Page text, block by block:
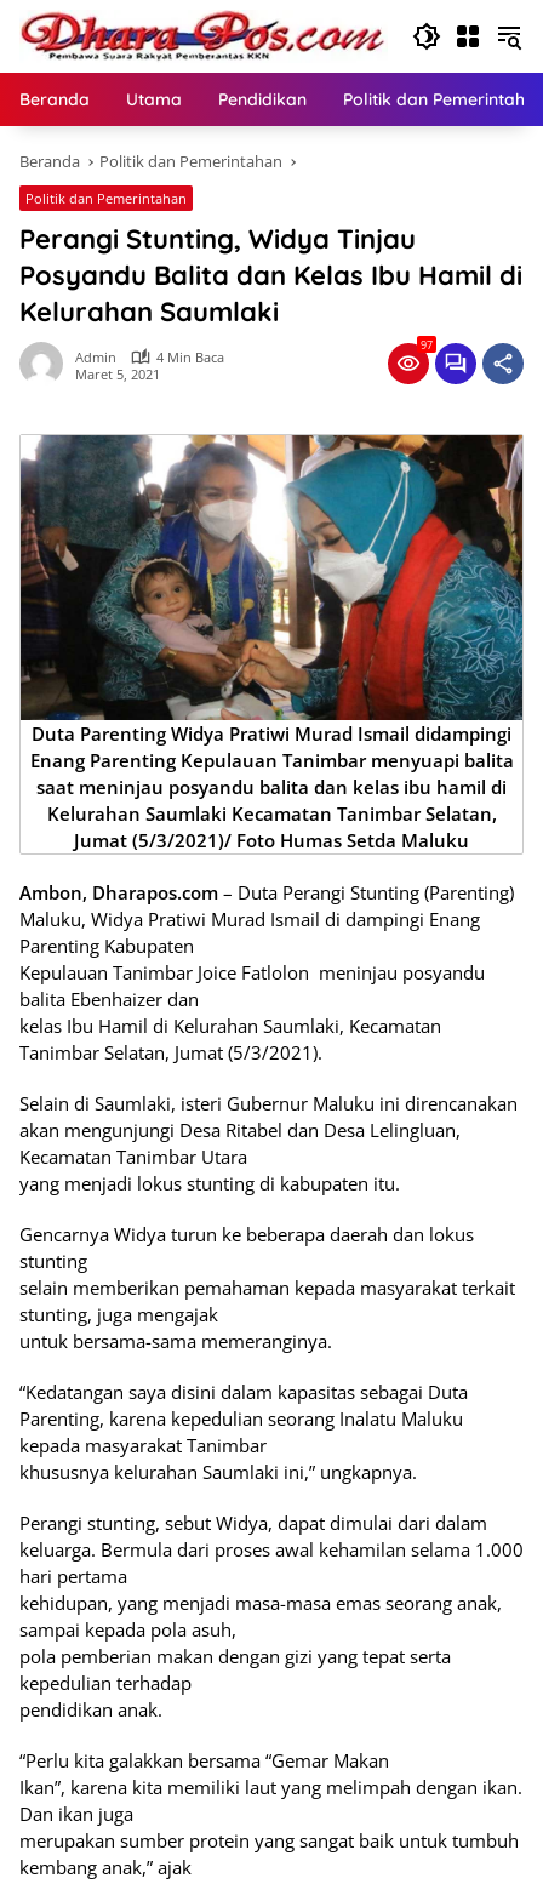
Langsung
konten
Beranda Utama Pendidikan Politik dan
Beranda Politik dan Pemerintahan
Politik dan Pemerintahan
Perangi Stunting, Widya Tinjau
Posyandu Balita dan Kelas Ibu Hamil di
Kelurahan Saumlaki
Admin
4 Min Baca
Maret 5, 2021
97
Duta Parenting Widya Pratiwi Murad Ismail didampingi
Enang Parenting Kepulauan Tanimbar menyuapi balita
saat meninjau posyandu balita dan kelas ibu hamil di
Kelurahan Saumlaki Kecamatan Tanimbar Selatan,
Jumat (5/3/2021)/ Foto Humas Setda Maluku
Ambon, Dharapos.com – Duta Perangi Stunting (Parenting)
Maluku, Widya Pratiwi Murad Ismail di dampingi Enang
Parenting Kabupaten
Kepulauan Tanimbar Joice Fatlolon meninjau posyandu
balita Ebenhaizer dan
kelas Ibu Hamil di Kelurahan Saumlaki, Kecamatan
Tanimbar Selatan, Jumat (5/3/2021).
Selain di Saumlaki, isteri Gubernur Maluku ini direncanakan
akan mengunjungi Desa Ritabel dan Desa Lelingluan,
Kecamatan Tanimbar Utara
yang menjadi lokus stunting di kabupaten itu.
Gencarnya Widya turun ke beberapa daerah dan lokus
stunting
selain memberikan pemahaman kepada masyarakat terkait
stunting, juga mengajak
untuk bersama-sama memeranginya.
“Kedatangan saya disini dalam kapasitas sebagai Duta
Parenting, karena kepedulian seorang Inalatu Maluku
kepada masyarakat Tanimbar
khususnya kelurahan Saumlaki ini,” ungkapnya.
Perangi stunting, sebut Widya, dapat dimulai dari dalam
keluarga. Bermula dari proses awal kehamilan selama 1.000
hari pertama
kehidupan, yang menjadi masa-masa emas seorang anak,
sampai kepada pola asuh,
pola pemberian makan dengan gizi yang tepat serta
kepedulian terhadap
pendidikan anak.
“Perlu kita galakkan bersama “Gemar Makan
Ikan”, karena kita memiliki laut yang melimpah dengan ikan.
Dan ikan juga
merupakan sumber protein yang sangat baik untuk tumbuh
kembang anak,” ajak